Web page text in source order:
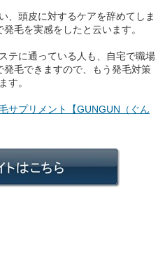
、頭皮に対するケアを辞めてしま
毛を実感をしたと云います。
テに通っている人も、自宅で職場
毛できますので、もう発毛対策
す。
サプリメント【GUNGUN（ぐん